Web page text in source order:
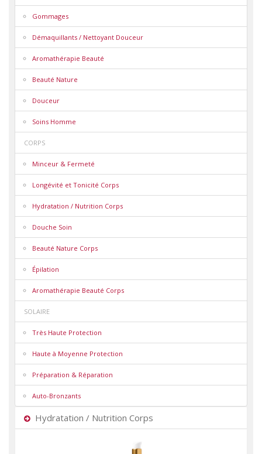
Gommages
Démaquillants / Nettoyant Douceur
Aromathérapie Beauté
Beauté Nature
Douceur
Soins Homme
CORPS
Minceur & Fermeté
Longévité et Tonicité Corps
Hydratation / Nutrition Corps
Douche Soin
Beauté Nature Corps
Épilation
Aromathérapie Beauté Corps
SOLAIRE
Très Haute Protection
Haute à Moyenne Protection
Préparation & Réparation
Auto-Bronzants
Hydratation / Nutrition Corps